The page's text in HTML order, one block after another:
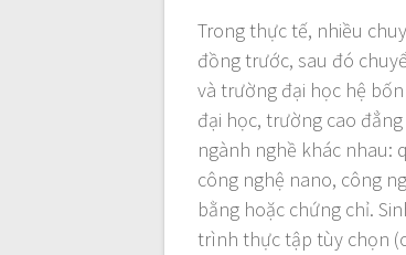
Trong thực tế, nhiều
đồng trước, sau đó
và trường đại học hệ
đại học, trường cao
ngành nghề khác nhau:
công nghệ nano, công
bằng hoặc chứng chỉ.
trình thực tập tùy chọn